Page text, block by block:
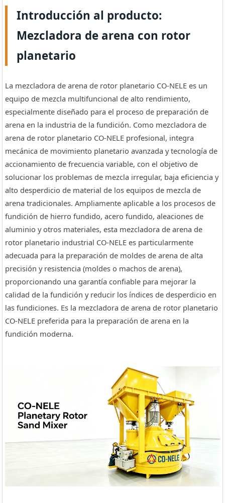
Introducción al producto:
Mezcladora de arena con rotor
planetario
La mezcladora de arena de rotor planetario CO-NELE es un
equipo de mezcla multifuncional de alto rendimiento,
especialmente diseñado para el proceso de preparación de
arena en la industria de la fundición. Como mezcladora de
arena de rotor planetario CO-NELE profesional, integra
mecánica de movimiento planetario avanzada y tecnología de
accionamiento de frecuencia variable, con el objetivo de
solucionar los problemas de mezcla irregular, baja eficiencia y
alto desperdicio de material de los equipos de mezcla de
arena tradicionales. Ampliamente aplicable a los procesos de
fundición de hierro fundido, acero fundido, aleaciones de
aluminio y otros materiales, esta mezcladora de arena de
rotor planetario industrial CO-NELE es particularmente
adecuada para la preparación de moldes de arena de alta
precisión y resistencia (moldes o machos de arena),
proporcionando una garantía confiable para mejorar la
calidad de la fundición y reducir los índices de desperdicio en
las fundiciones. Es la mezcladora de arena de rotor planetario
CO-NELE preferida para la preparación de arena en la
fundición moderna.